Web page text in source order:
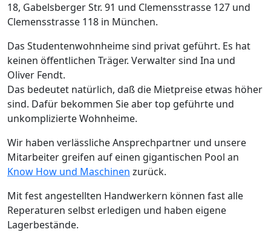
18, Gabelsberger Str. 91 und Clemensstrasse 127 und
Clemensstrasse 118 in München.
Das Studentenwohnheime sind privat geführt. Es hat
keinen öffentlichen Träger. Verwalter sind Ina und
Oliver Fendt.
Das bedeutet natürlich, daß die Mietpreise etwas höher
sind. Dafür bekommen Sie aber top geführte und
unkomplizierte Wohnheime.
Wir haben verlässliche Ansprechpartner und unsere
Mitarbeiter greifen auf einen gigantischen Pool an
Know How und Maschinen zurück.
Mit fest angestellten Handwerkern können fast alle
Reperaturen selbst erledigen und haben eigene
Lagerbestände.